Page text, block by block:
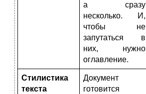
а сразу
несколько. И,
чтобы не
запутаться в
них, нужно
оглавление.
Стилистика
текста
Документ
готовится